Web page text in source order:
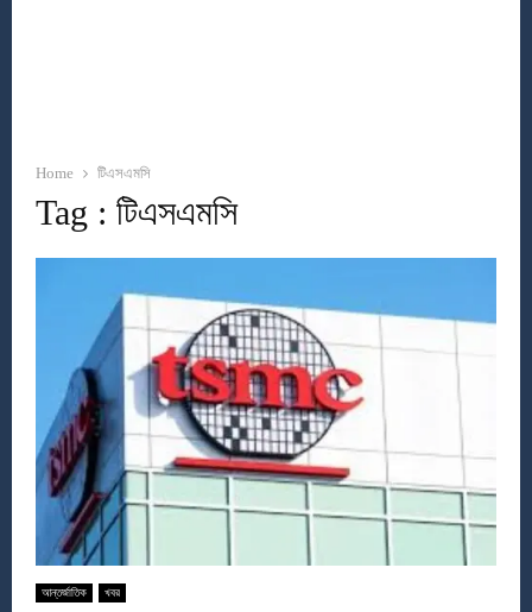
Home টিএসএমসি
Tag : টিএসএমসি
আন্তর্জাতিক খবর